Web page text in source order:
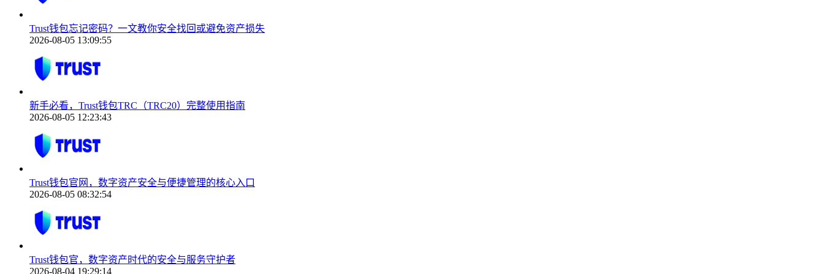
Trust钱包忘记密码？一文教你安全找回或避免资产损失
2026-08-05 13:09:55
新手必看，Trust钱包TRC（TRC20）完整使用指南
2026-08-05 12:23:43
Trust钱包官网，数字资产安全与便捷管理的核心入口
2026-08-05 08:32:54
Trust钱包官，数字资产时代的安全与服务守护者
2026-08-04 19:29:14